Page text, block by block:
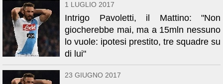
1 LUGLIO 2017
Intrigo Pavoletti, il Mattino: "Non
giocherebbe mai, ma a 15mln nessuno
lo vuole: ipotesi prestito, tre squadre su
di lui"
23 GIUGNO 2017